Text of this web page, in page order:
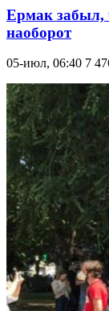
Ермак забыл,
наоборот
05-июл, 06:40 7